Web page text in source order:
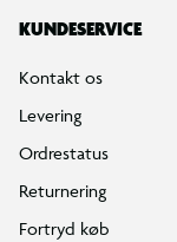
KUNDESERVICE
Kontakt os
Levering
Ordrestatus
Returnering
Fortryd køb